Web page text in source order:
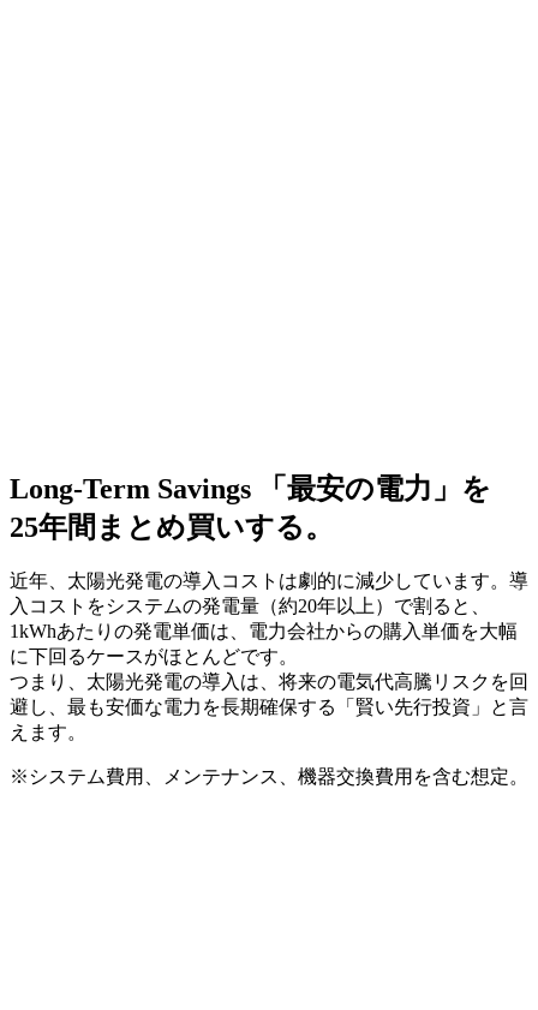
Long-Term Savings 「最安の電力」を
25年間まとめ買いする。
近年、太陽光発電の導入コストは劇的に減少しています。導
入コストをシステムの発電量（約20年以上）で割ると、
1kWhあたりの発電単価は、電力会社からの購入単価を大幅
に下回るケースがほとんどです。
つまり、太陽光発電の導入は、将来の電気代高騰リスクを回
避し、最も安価な電力を長期確保する「賢い先行投資」と言
えます。
※システム費用、メンテナンス、機器交換費用を含む想定。